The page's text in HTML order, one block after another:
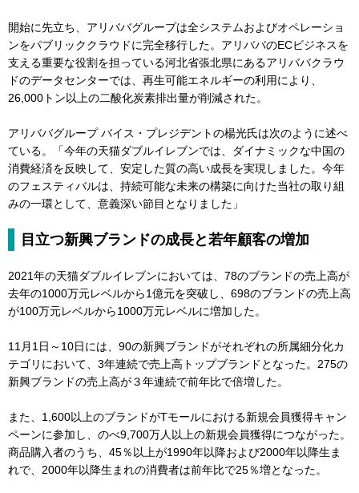
開始に先立ち、アリババグループは全システムおよびオペレーショ
ンをパブリッククラウドに完全移行した。アリババのECビジネスを
支える重要な役割を担っている河北省張北県にあるアリババクラウ
ドのデータセンターでは、再生可能エネルギーの利用により、
26,000トン以上の二酸化炭素排出量が削減された。
アリババグループ バイス・プレジデントの楊光氏は次のように述べ
ている。「今年の天猫ダブルイレブンでは、ダイナミックな中国の
消費経済を反映して、安定した質の高い成長を実現しました。今年
のフェスティバルは、持続可能な未来の構築に向けた当社の取り組
みの一環として、意義深い節目となりました」
目立つ新興ブランドの成長と若年顧客の増加
2021年の天猫ダブルイレブンにおいては、78のブランドの売上高が
去年の1000万元レベルから1億元を突破し、698のブランドの売上高
が100万元レベルから1000万元レベルに増加した。
11月1日～10日には、90の新興ブランドがそれぞれの所属細分化カ
テゴリにおいて、3年連続で売上高トップブランドとなった。275の
新興ブランドの売上高が３年連続で前年比で倍増した。
また、1,600以上のブランドがTモールにおける新規会員獲得キャン
ペーンに参加し、のべ9,700万人以上の新規会員獲得につながった。
商品購入者のうち、45％以上が1990年以降および2000年以降生ま
れで、2000年以降生まれの消費者は前年比で25％増となった。